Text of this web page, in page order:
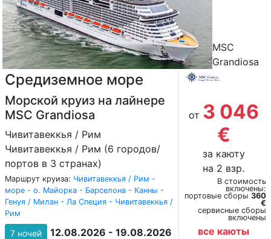
MSC
Grandiosa
Средиземное море
Морской круиз на лайнере
MSC Grandiosa
Чивитавеккья / Рим
Чивитавеккья / Рим (6 городов/
портов в 3 странах)
Маршрут круиза: Чивитавеккья / Рим -
море - о. Майорка - Барселона - Канны -
Генуя / Милан - Ла Специя - Чивитавеккья /
Рим
7 ночей 12.08.2026 - 19.08.2026
от 3 046
€
за каюту
на 2 взр.
В стоимость
включены:
портовые сборы 360
€
сервисные сборы
включены
все каюты